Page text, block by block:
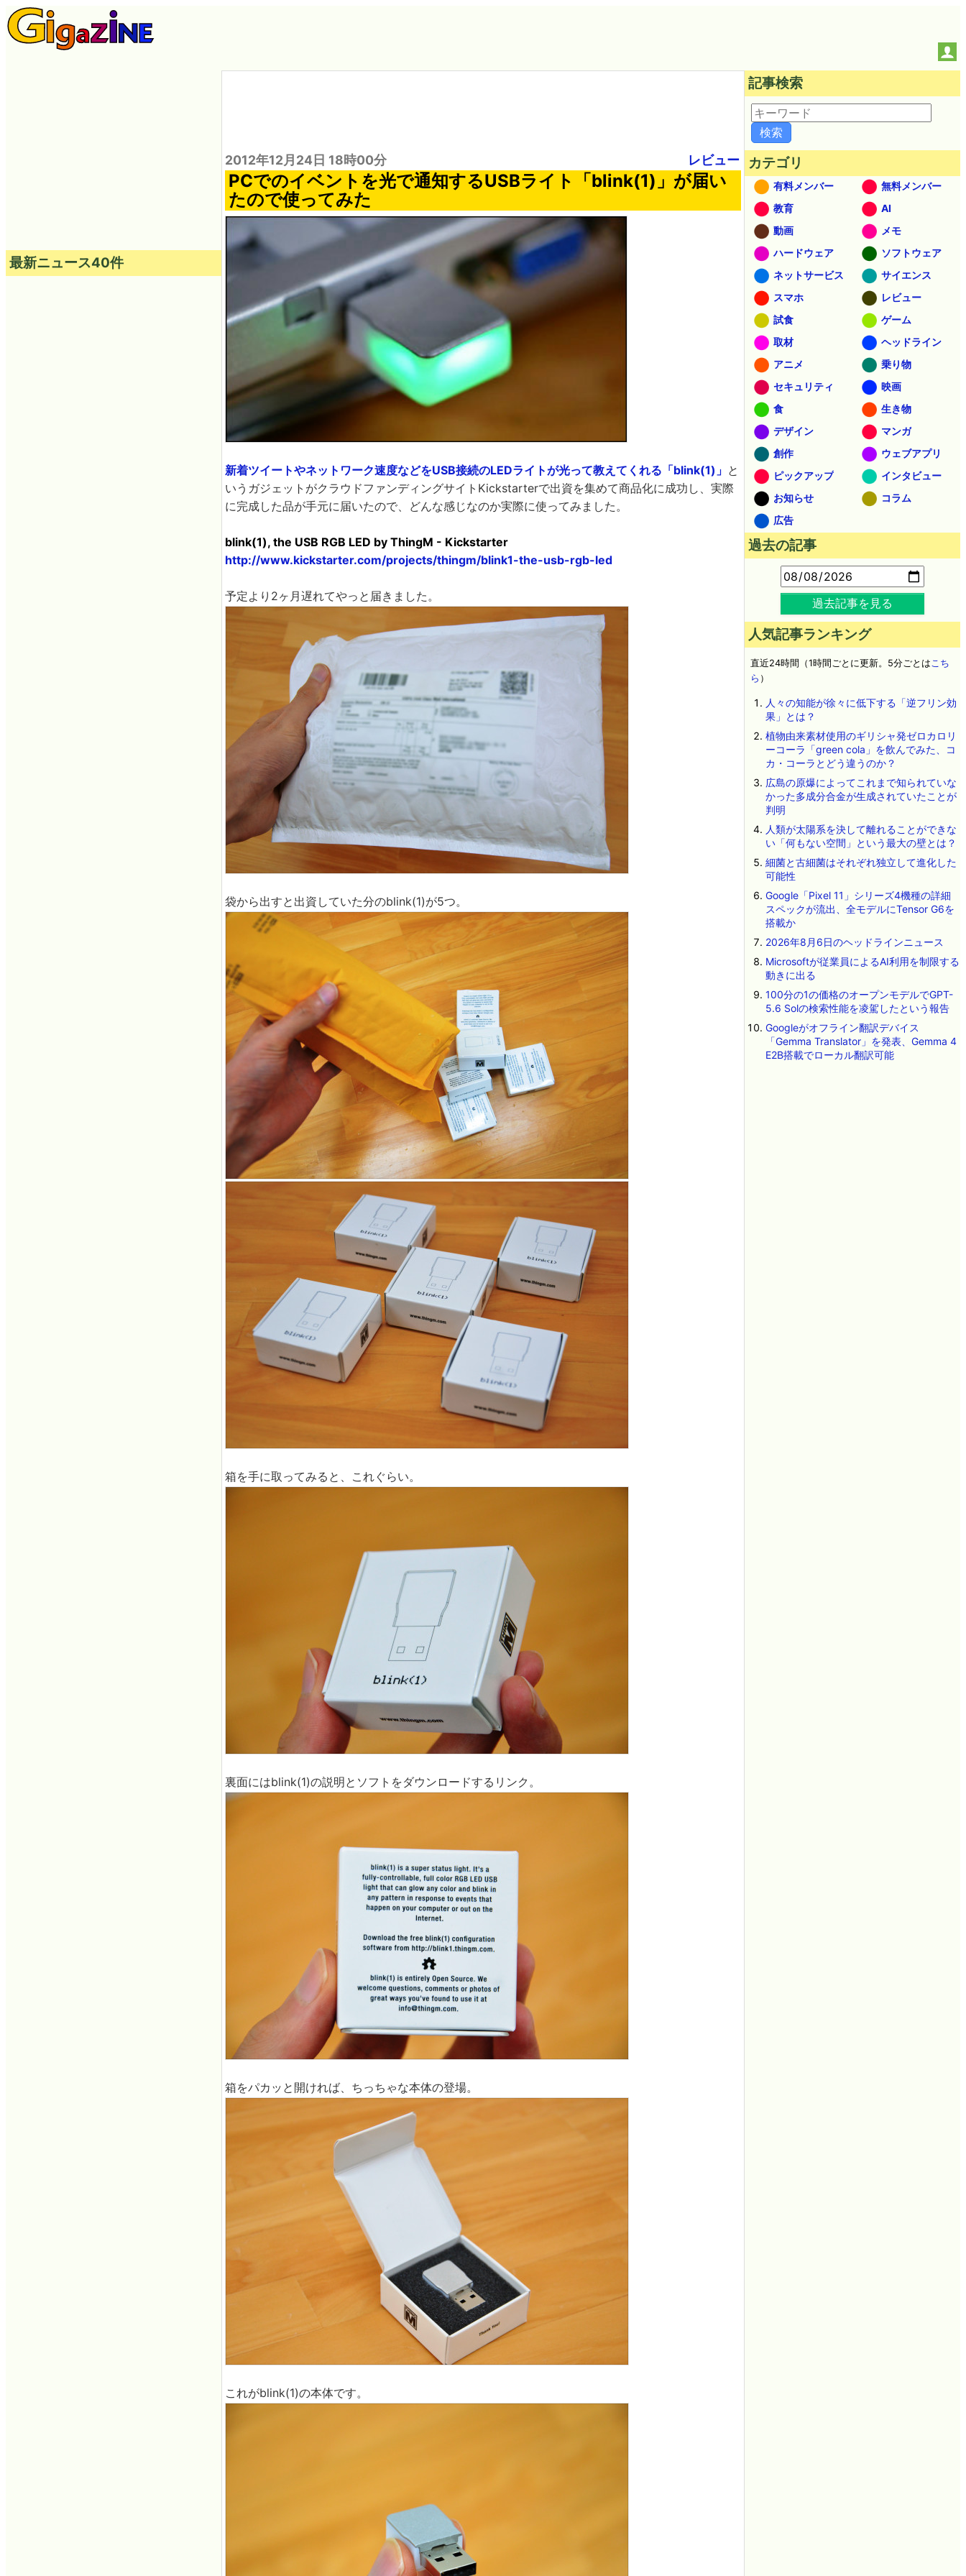
2012年12月24日 18時00分 レビュー
PCでのイベントを光で通知するUSBライト「blink(1)」が届い
たので使ってみた
新着ツイートやネットワーク速度などをUSB接続のLEDライトが光って教えてくれる「blink(1)」 と
いうガジェットがクラウドファンディングサイトKickstarterで出資を集めて商品化に成功し、実際
に完成した品が手元に届いたので、どんな感じなのか実際に使ってみました。
blink(1), the USB RGB LED by ThingM - Kickstarter
http://www.kickstarter.com/projects/thingm/blink1-the-usb-rgb-led
予定より2ヶ月遅れてやっと届きました。
袋から出すと出資していた分のblink(1)が5つ。
箱を手に取ってみると、これぐらい。
裏面にはblink(1)の説明とソフトをダウンロードするリンク。
箱をパカッと開ければ、ちっちゃな本体の登場。
これがblink(1)の本体です。
最新ニュース40件
記事検索
カテゴリ
有料メンバー
無料メンバー
教育
AI
動画
メモ
ハードウェア
ソフトウェア
ネットサービス
サイエンス
スマホ
レビュー
試食
ゲーム
取材
ヘッドライン
アニメ
乗り物
セキュリティ
映画
食
生き物
デザイン
マンガ
創作
ウェブアプリ
ピックアップ
インタビュー
お知らせ
コラム
広告
過去の記事
過去記事を見る
人気記事ランキング
直近24時間（1時間ごとに更新。5分ごとはこち
ら ）
人々の知能が徐々に低下する「逆フリン効
果」とは？
植物由来素材使用のギリシャ発ゼロカロリ
ーコーラ「green cola」を飲んでみた、コ
カ・コーラとどう違うのか？
広島の原爆によってこれまで知られていな
かった多成分合金が生成されていたことが
判明
人類が太陽系を決して離れることができな
い「何もない空間」という最大の壁とは？
細菌と古細菌はそれぞれ独立して進化した
可能性
Google「Pixel 11」シリーズ4機種の詳細
スペックが流出、全モデルにTensor G6を
搭載か
2026年8月6日のヘッドラインニュース
Microsoftが従業員によるAI利用を制限する
動きに出る
100分の1の価格のオープンモデルでGPT-
5.6 Solの検索性能を凌駕したという報告
Googleがオフライン翻訳デバイス
「Gemma Translator」を発表、Gemma 4
E2B搭載でローカル翻訳可能